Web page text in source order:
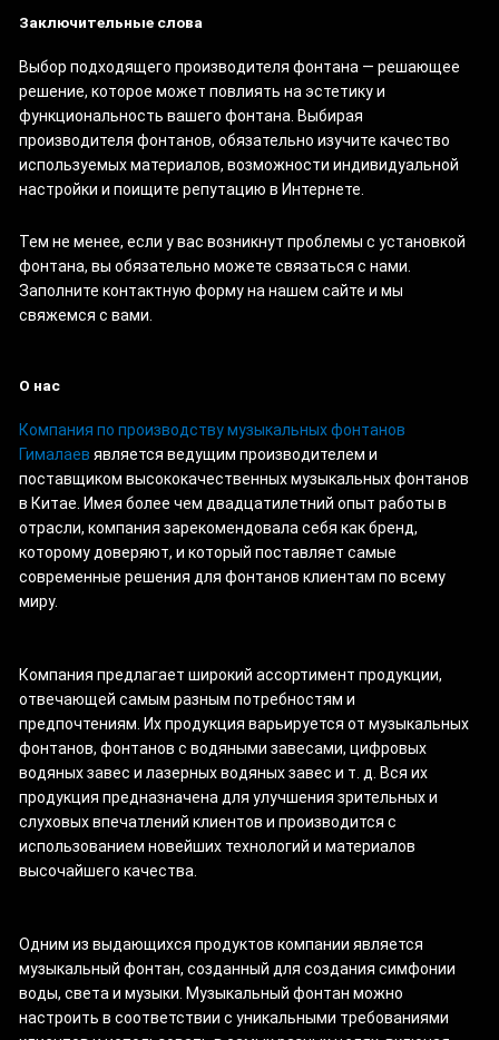
Заключительные слова
Выбор подходящего производителя фонтана — решающее
решение, которое может повлиять на эстетику и
функциональность вашего фонтана. Выбирая
производителя фонтанов, обязательно изучите качество
используемых материалов, возможности индивидуальной
настройки и поищите репутацию в Интернете.
Тем не менее, если у вас возникнут проблемы с установкой
фонтана, вы обязательно можете связаться с нами.
Заполните контактную форму на нашем сайте и мы
свяжемся с вами.
О нас
Компания по производству музыкальных фонтанов
Гималаев является ведущим производителем и
поставщиком высококачественных музыкальных фонтанов
в Китае. Имея более чем двадцатилетний опыт работы в
отрасли, компания зарекомендовала себя как бренд,
которому доверяют, и который поставляет самые
современные решения для фонтанов клиентам по всему
миру.
Компания предлагает широкий ассортимент продукции,
отвечающей самым разным потребностям и
предпочтениям. Их продукция варьируется от музыкальных
фонтанов, фонтанов с водяными завесами, цифровых
водяных завес и лазерных водяных завес и т. д. Вся их
продукция предназначена для улучшения зрительных и
слуховых впечатлений клиентов и производится с
использованием новейших технологий и материалов
высочайшего качества.
Одним из выдающихся продуктов компании является
музыкальный фонтан, созданный для создания симфонии
воды, света и музыки. Музыкальный фонтан можно
настроить в соответствии с уникальными требованиями